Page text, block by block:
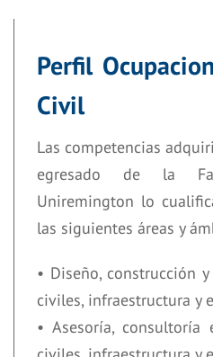
Perfil
Civil
Las competencias
egresado de la
Uniremington lo
las siguientes áreas y
• Diseño, construcción
civiles, infraestructura y
• Asesoría,